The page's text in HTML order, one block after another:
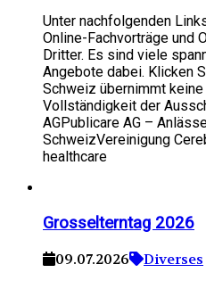
Unter nachfolgenden
Online-Fachvorträge und
Dritter. Es sind viele
Angebote dabei. Klicken
Schweiz übernimmt
Vollständigkeit der
AGPublicare AG –
SchweizVereinigung
healthcare
Grosselterntag 2026
09.07.2026 Diverses